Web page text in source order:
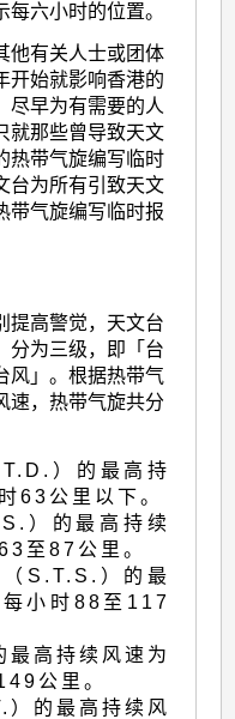
六小时的位置。
他有关人士或团体
开始就影响香港的
尽早为有需要的人
就那些曾导致天文
热带气旋编写临时
台为所有引致天文
带气旋编写临时报
提高警觉，天文台
分为三级，即「台
风」。根据热带气
速，热带气旋共分
）的最高持
63公里以下。
）的最高持续
至87公里。
S.T.S.）的最
小时88至117
最高持续风速为
公里。
的最高持续风